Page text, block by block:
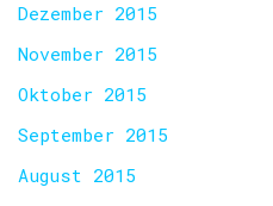
Dezember 2015
November 2015
Oktober 2015
September 2015
August 2015